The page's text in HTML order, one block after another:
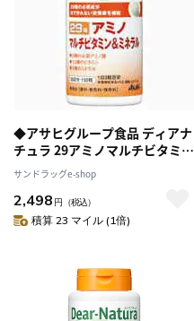
◆アサヒグループ食品 ディアナ
チュラ 29アミノマルチビタミン
ミネラル 150粒【2個セット】
サンドラッグe-shop
2,498 円 （税込）
積算 23 マイル (1倍)